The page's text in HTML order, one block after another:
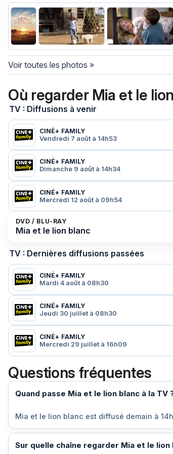
Voir toutes les photos »
Où regarder Mia et le
TV : Diffusions à venir
CINÉ+ FAMILY
Vendredi 7 août à 14h53
CINÉ+ FAMILY
Dimanche 9 août à 14h34
CINÉ+ FAMILY
Mercredi 12 août à 09h54
DVD / BLU-RAY
Mia et le lion blanc
TV : Dernières diffusions passées
CINÉ+ FAMILY
Mardi 4 août à 08h30
CINÉ+ FAMILY
Jeudi 30 juillet à 08h30
CINÉ+ FAMILY
Mercredi 29 juillet à 16h09
Questions fréquentes
Quand passe Mia et le lion blanc à la TV
Mia et le lion blanc est diffusé demain à
Sur quelle chaîne regarder Mia et le lion